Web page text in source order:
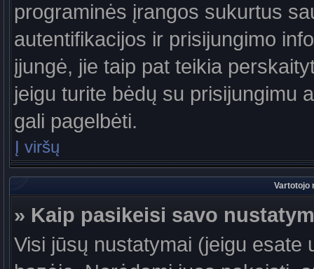
programinės įrangos sukurtus
autentifikacijos ir prisijungimo
įjungė, jie taip pat teikia
jeigu turite bėdų su prisijungimu
gali pagelbėti.
Į viršų
Vartotojo
» Kaip pasikeisi savo
Visi jūsų nustatymai (jeigu